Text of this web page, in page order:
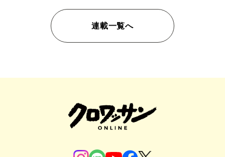
連載一覧へ